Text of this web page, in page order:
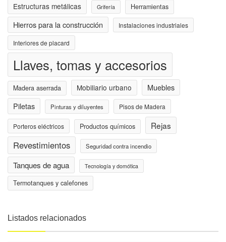
Estructuras metálicas Grifería Herramientas
Hierros para la construcción Instalaciones industriales
Interiores de placard
Llaves, tomas y accesorios
Madera aserrada Mobiliario urbano
Muebles
Piletas
Pinturas y diluyentes Pisos de Madera
Porteros eléctricos Productos químicos Rejas
Revestimientos Seguridad contra incendio
Tanques de agua Tecnología y domótica
Termotanques y calefones
Listados relacionados